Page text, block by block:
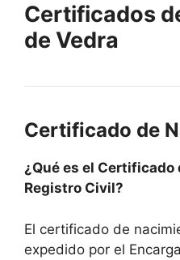
Certificados
de Vedra
Certificado de
¿Qué es el Certificado
Registro Civil?
El certificado de
expedido por el